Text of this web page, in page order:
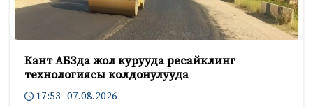
Кант АБЗда жол курууда ресайклинг
технологиясы колдонулууда
17:53 07.08.2026